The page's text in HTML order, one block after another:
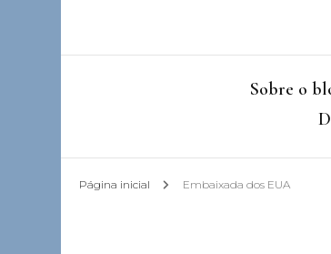
Sobre o
Página inicial Embaixada dos EUA